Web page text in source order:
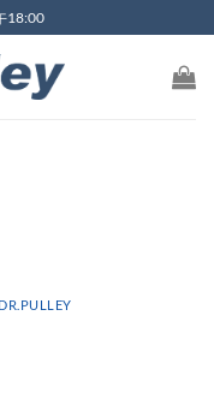
18:00
DR.PULLEY